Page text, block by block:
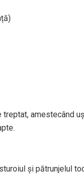
amestecând
și pătrunjelul